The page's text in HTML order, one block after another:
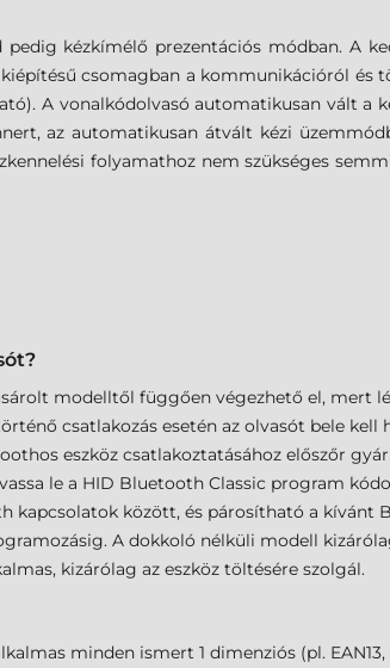
kézkímélő prezentációs módban. A
csomagban a kommunikációról
A vonalkódolvasó automatikusan vált a
az automatikusan átvált kézi
folyamathoz nem szükséges
modelltől függően végezhető el, mert
csatlakozás esetén az olvasót bele kell
eszköz csatlakoztatásához előszőr
le a HID Bluetooth Classic program
között, és párosítható a kívánt
A dokkoló nélküli modell
kizárólag az eszköz töltésére szolgál.
minden ismert 1 dimenziós (pl.